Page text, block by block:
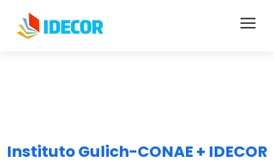
a
Instituto Gulich-CONAE + IDECOR